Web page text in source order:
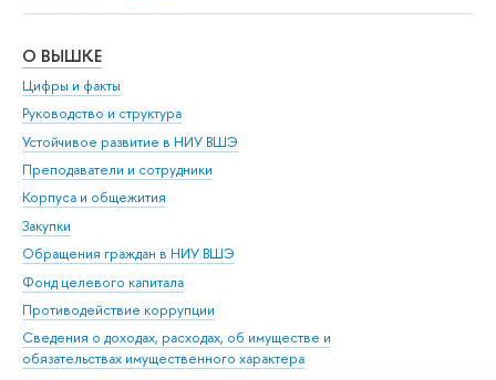
О ВЫШКЕ
Цифры и факты
Руководство и структура
Устойчивое развитие в НИУ ВШЭ
Преподаватели и сотрудники
Корпуса и общежития
Закупки
Обращения граждан в НИУ ВШЭ
Фонд целевого капитала
Противодействие коррупции
Сведения о доходах, расходах, об имуществе и
обязательствах имущественного характера